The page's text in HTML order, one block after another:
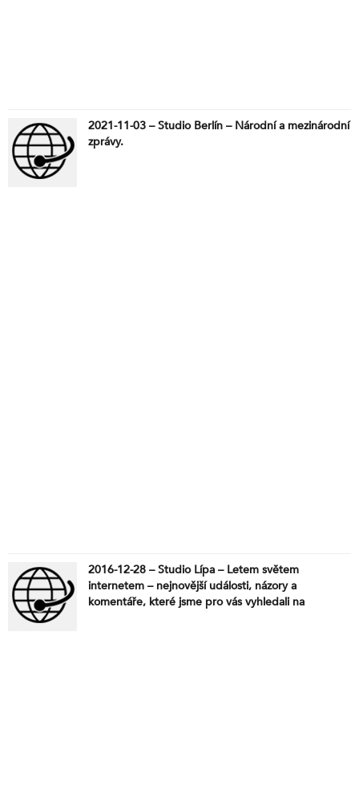
2021-11-03 – Studio Berlín – Národní a mezinárodní
zprávy.
2016-12-28 – Studio Lípa – Letem světem
internetem – nejnovější události, názory a
komentáře, které jsme pro vás vyhledali na